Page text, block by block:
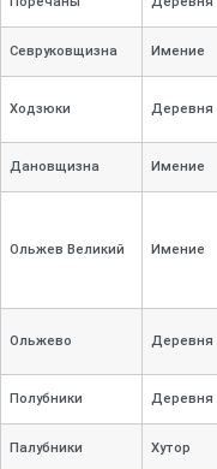
Севруковщизна Имение
Ходзюки Деревня
Дановщизна Имение
Ольжев Великий Имение
Ольжево Деревня
Полубники Деревня
Палубники Хутор